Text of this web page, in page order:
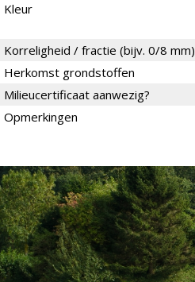
Kleur
Korreligheid / fractie (bijv. 0/8 mm)
Herkomst grondstoffen
Milieucertificaat aanwezig?
Opmerkingen